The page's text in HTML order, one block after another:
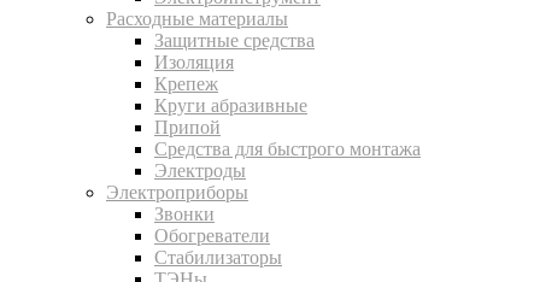
Расходные материалы
Защитные средства
Изоляция
Крепеж
Круги абразивные
Припой
Средства для быстрого монтажа
Электроды
Электроприборы
Звонки
Обогреватели
Стабилизаторы